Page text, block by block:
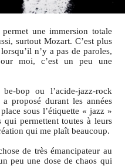
une immersion totale
surtout Mozart. C’est plus
n’y a pas de paroles,
moi, c’est un peu une
bop ou l’acide-jazz-rock
proposé durant les années
sous l’étiquette « jazz »
qui permettent toutes à leurs
qui me plaît beaucoup.
de très émancipateur au
peu une dose de chaos qui